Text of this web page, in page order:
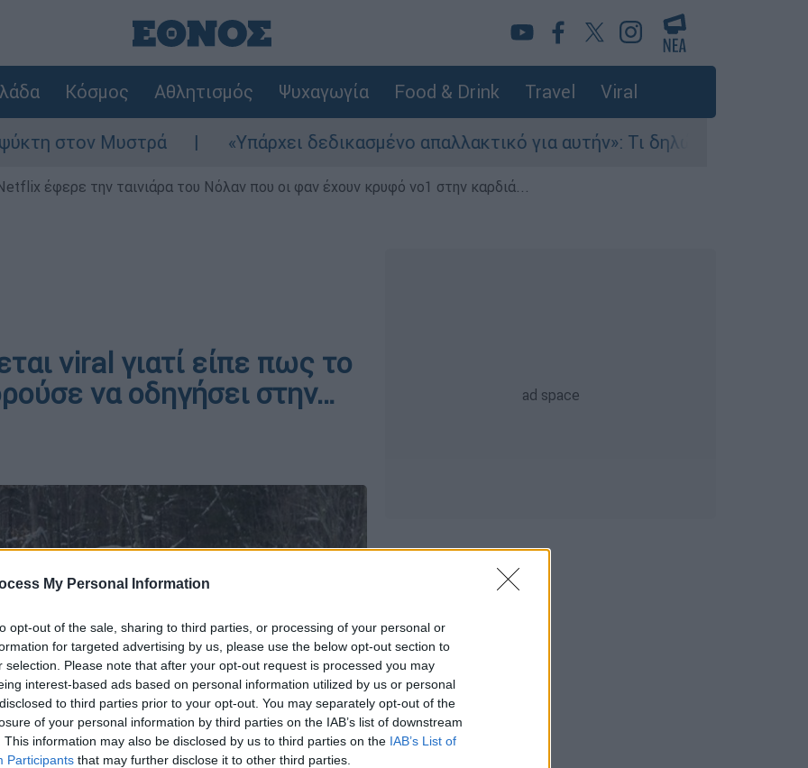
My Personal Information
opt-out of the sale, sharing to third parties, or processing of your personal or
for targeted advertising by us, please use the below opt-out section to
selection. Please note that after your opt-out request is processed you may
interest-based ads based on personal information utilized by us or personal
to third parties prior to your opt-out. You may separately opt-out of the
of your personal information by third parties on the IAB’s list of downstream
This information may also be disclosed by us to third parties on the IAB’s List of
Participants that may further disclose it to other third parties.
Κόσμος Αθλητισμός Ψυχαγωγία Food & Drink Travel Viral
Μυστρά «Υπάρχει δεδικασμένο απαλλακτικό για αυτήν»: Τι δηλώνει στο ethnos.gr
έφερε την ταινιάρα του Νόλαν που οι φαν έχουν κρυφό νο1 στην καρδιά...
viral γιατί είπε πως το
να οδηγήσει στην…